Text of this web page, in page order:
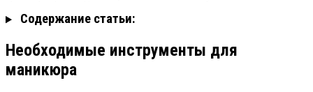
Содержание статьи:
Необходимые инструменты для
маникюра